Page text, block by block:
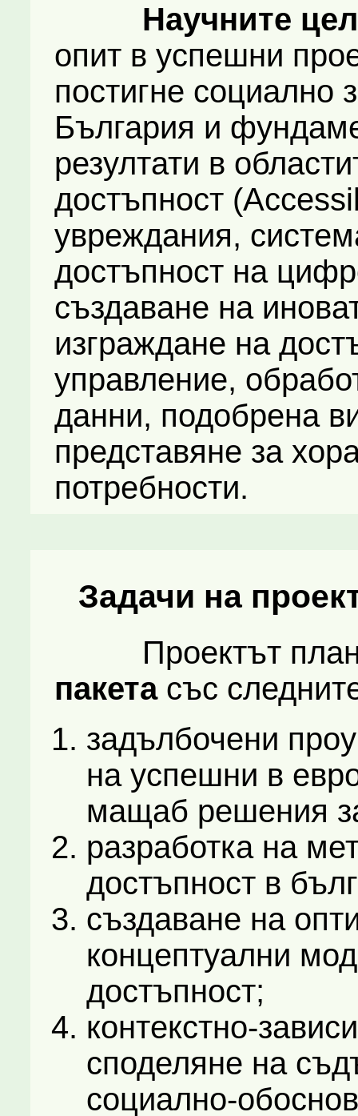
Научните
опит в успешни
постигне социално
България и
резултати в
достъпност
увреждания,
достъпност на
създаване на
изграждане на
управление,
данни, подобрена
представяне за
потребности.
Задачи на
Проектът
пакетасъс
задълбочени
на успешни в
мащаб решения
разработка на
достъпност в
създаване на
концептуални
достъпност;
контекстно-
споделяне на
социално-